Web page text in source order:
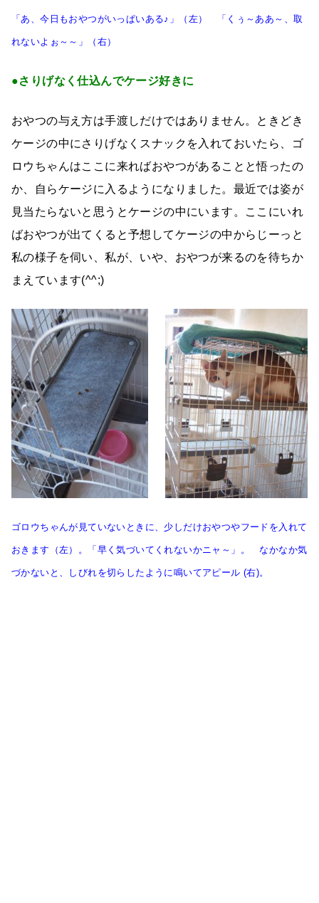
「あ、今日もおやつがいっぱいある♪」（左） 「くぅ～ああ～、取
れないよぉ～～」（右）
●さりげなく仕込んでケージ好きに
おやつの与え方は手渡しだけではありません。ときどき
ケージの中にさりげなくスナックを入れておいたら、ゴ
ロウちゃんはここに来ればおやつがあることと悟ったの
か、自らケージに入るようになりました。最近では姿が
見当たらないと思うとケージの中にいます。ここにいれ
ばおやつが出てくると予想してケージの中からじーっと
私の様子を伺い、私が、いや、おやつが来るのを待ちか
まえています(^^;)
ゴロウちゃんが見ていないときに、少しだけおやつやフードを入れて
おきます（左）。「早く気づいてくれないかニャ～」。 なかなか気
づかないと、しびれを切らしたように鳴いてアピール (右)。